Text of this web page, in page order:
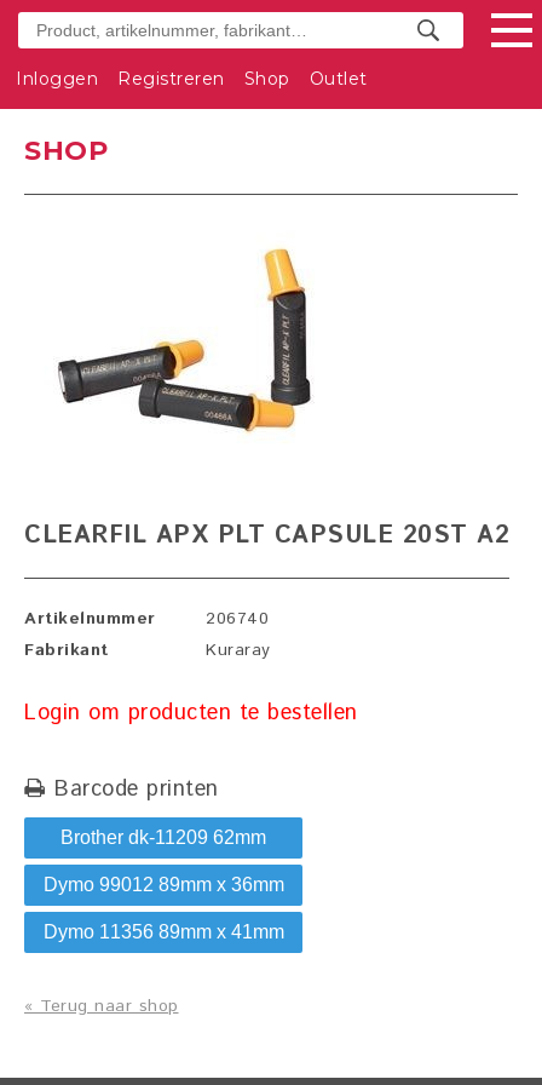
Inloggen Registreren Shop Outlet
SHOP
CLEARFIL APX PLT CAPSULE 20ST A2
Artikelnummer
206740
Fabrikant
Kuraray
Login om producten te bestellen
Barcode printen
Brother dk-11209 62mm
Dymo 99012 89mm x 36mm
Dymo 11356 89mm x 41mm
« Terug naar shop